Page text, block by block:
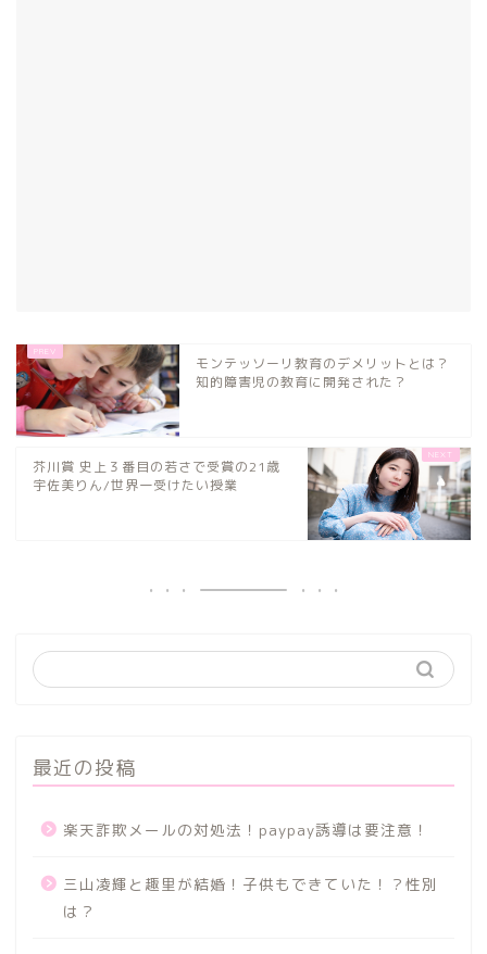
モンテッソーリ教育のデメリットとは？
知的障害児の教育に開発された？
芥川賞 史上３番目の若さで受賞の21歳
宇佐美りん/世界一受けたい授業
最近の投稿
楽天詐欺メールの対処法！paypay誘導は要注意！
三山凌輝と趣里が結婚！子供もできていた！？性別
は？